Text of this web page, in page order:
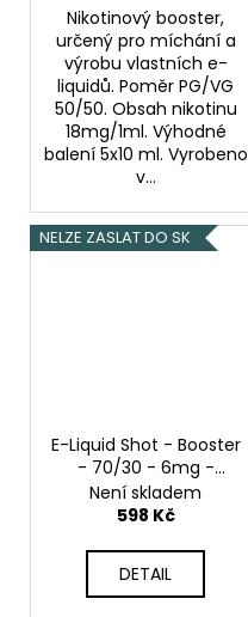
Nikotinový booster,
určený pro míchání a
výrobu vlastních e-
liquidů. Poměr PG/VG
50/50. Obsah nikotinu
18mg/1ml. Výhodné
balení 5x10 ml. Vyrobeno
v...
NELZE ZASLAT DO SK
E-Liquid Shot - Booster
- 70/30 - 6mg -
5x10ml
Není skladem
598 Kč
DETAIL